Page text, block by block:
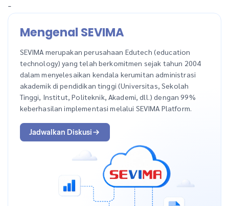
-
Mengenal SEVIMA
SEVIMA merupakan perusahaan Edutech (education
technology) yang telah berkomitmen sejak tahun 2004
dalam menyelesaikan kendala kerumitan administrasi
akademik di pendidikan tinggi (Universitas, Sekolah
Tinggi, Institut, Politeknik, Akademi, dll.) dengan 99%
keberhasilan implementasi melalui SEVIMA Platform.
Jadwalkan Diskusi